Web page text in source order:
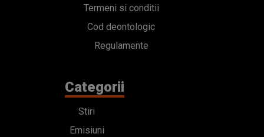
Termeni si conditii
Cod deontologic
Regulamente
Categorii
Stiri
Emisiuni